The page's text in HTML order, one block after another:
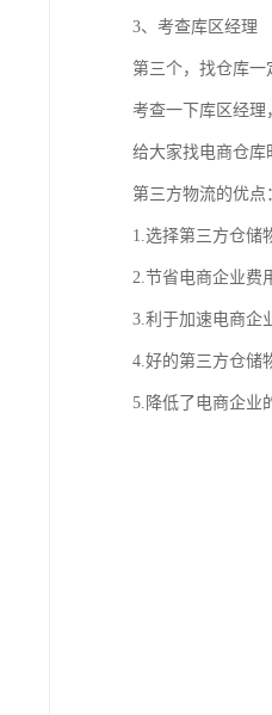
3、考查库区经理
第三个，找仓库
考查一下库区经理
给大家找电商仓库
第三方物流的优点
1.选择第三方仓储
2.节省电商企业费
3.利于加速电商企
4.好的第三方仓储
5.降低了电商企业